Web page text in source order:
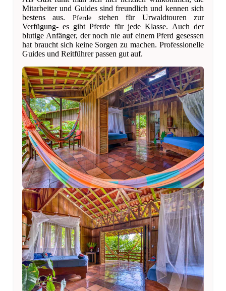
Mitarbeiter und Guides sind freundlich und kennen sich
bestens aus. Pferdestehen für Urwaldtouren zur
Verfügung- es gibt Pferde für jede Klasse. Auch der
blutige Anfänger, der noch nie auf einem Pferd gesessen
hat braucht sich keine Sorgen zu machen. Professionelle
Guides und Reitführer passen gut auf.